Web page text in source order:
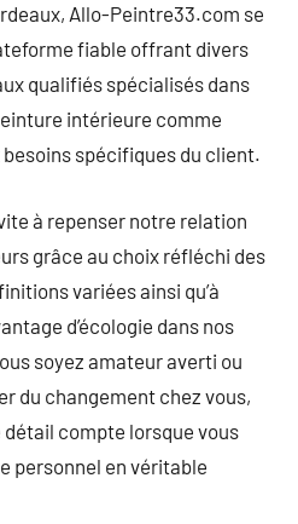
Allo-Peintre33.com se
fiable offrant divers
qualifiés spécialisés dans
intérieure comme
spécifiques du client.
à repenser notre relation
grâce au choix réfléchi des
variées ainsi qu’à
d’écologie dans nos
soyez amateur averti ou
du changement chez vous,
détail compte lorsque vous
personnel en véritable